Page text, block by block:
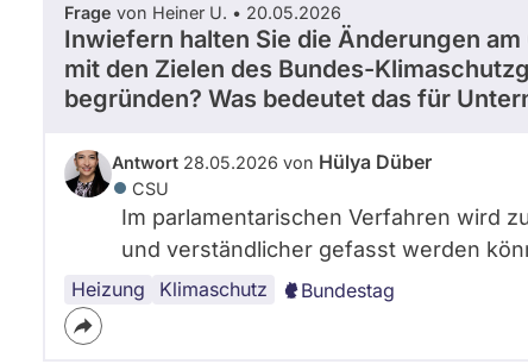
Frage von Heiner U. • 20.05.2026
Inwiefern halten Sie die Änderungen
mit den Zielen des Bundes-
begründen? Was bedeutet das für
Antwort 28.05.2026 von Hülya Düber
CSU
Im parlamentarischen Verfahren wird
und verständlicher gefasst werden
Heizung Klimaschutz Bundestag